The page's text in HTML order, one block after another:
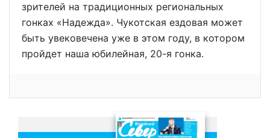
зрителей на традиционных региональных
гонках «Надежда». Чукотская ездовая может
быть увековечена уже в этом году, в котором
пройдет наша юбилейная, 20-я гонка.